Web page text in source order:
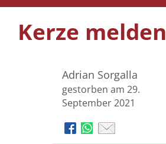
Kerze melden
Adrian Sorgalla
gestorben am 29.
September 2021